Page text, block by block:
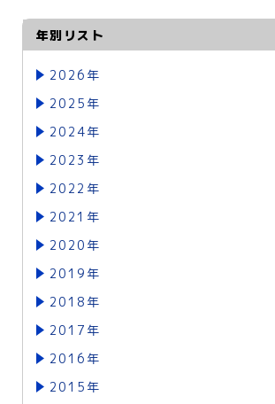
年別リスト
2026年
2025年
2024年
2023年
2022年
2021年
2020年
2019年
2018年
2017年
2016年
2015年